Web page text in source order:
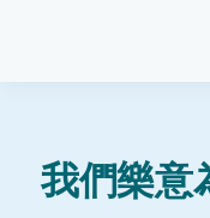
家居保險
我們樂意